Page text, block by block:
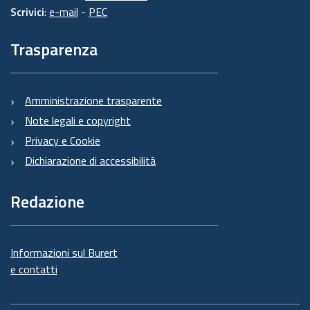
Scrivici: e-mail - PEC
Trasparenza
Amministrazione trasparente
Note legali e copyright
Privacy e Cookie
Dichiarazione di accessibilità
Redazione
Informazioni sul Burert
e contatti